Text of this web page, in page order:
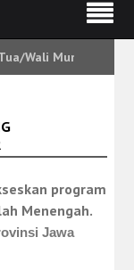
Wali Murid
program
Menengah.
Jawa